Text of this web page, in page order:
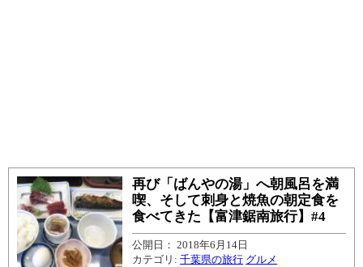
再び「ばんやの湯」へ朝風呂を満
喫、そして刺身と焼魚の朝定食を
食べてきた【富津鋸南旅行】#4
公開日： 2018年6月14日
カテゴリ:千葉県の旅行 グルメ